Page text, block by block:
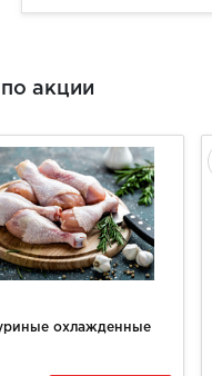
акции
охлажденные